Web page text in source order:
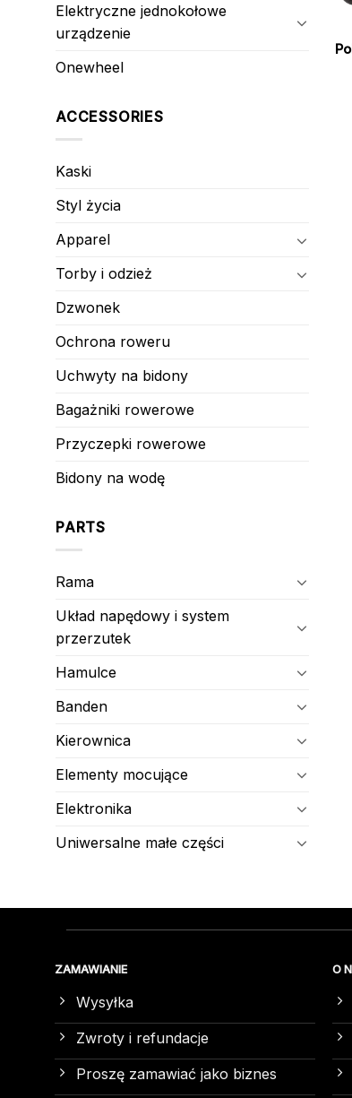
Elektryczne jednokołowe
urządzenie
Onewheel
ACCESSORIES
Kaski
Styl życia
Apparel
Torby i odzież
Dzwonek
Ochrona roweru
Uchwyty na bidony
Bagażniki rowerowe
Przyczepki rowerowe
Bidony na wodę
PARTS
Rama
Układ napędowy i system
przerzutek
Hamulce
Banden
Kierownica
Elementy mocujące
Elektronika
Uniwersalne małe części
ZAMAWIANIE
Wysyłka
Zwroty i refundacje
Proszę zamawiać jako biznes
O